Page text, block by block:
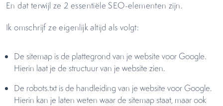
En dat terwijl ze 2 essentiële SEO-elementen zijn.
Ik omschrijf ze eigenlijk altijd als volgt:
De sitemap is de plattegrond van je website voor Google.
Hierin laat je de structuur van je website zien.
De robots.txt is de handleiding van je website voor Google.
Hierin kan je laten weten waar de sitemap staat, maar ook